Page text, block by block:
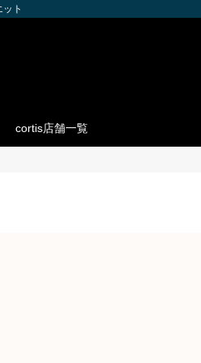
ト・ボディメイク・筋トレを個別サポート
cortis店舗一覧